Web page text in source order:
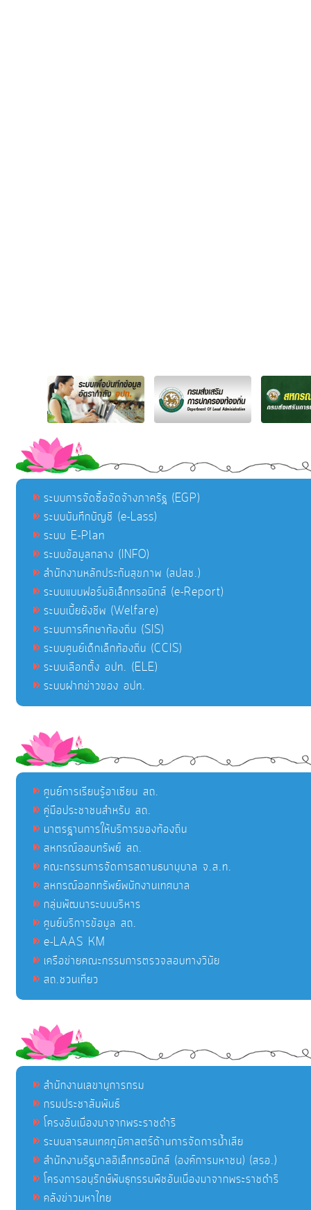
ระบบการจัดซื้อจัดจ้างภาครัฐ (EGP)
ระบบบันทึกบัญชี (e-Lass)
ระบบ E-Plan
ระบบข้อมูลกลาง (INFO)
สำนักงานหลักประกันสุขภาพ (สปสช.)
ระบบแบบฟอร์มอิเล็กทรอนิกส์ (e-Report)
ระบบเบี้ยยังชีพ (Welfare)
ระบบการศึกษาท้องถิ่น (SIS)
ระบบศูนย์เด็กเล็กท้องถิ่น (CCIS)
ระบบเลือกตั้ง อปท. (ELE)
ระบบฝากข่าวของ อปท.
ศูนย์การเรียนรู้อาเซียน สถ.
คู่มือประชาชนสำหรับ สถ.
มาตรฐานการให้บริการของท้องถิ่น
สหกรณ์ออมทรัพย์ สถ.
คณะกรรมการจัดการสถานธนานุบาล จ.ส.ท.
สหกรณ์ออกทรัพย์พนักงานเทศบาล
กลุ่มพัฒนาระบบบริหาร
ศูนย์บริการข้อมูล สถ.
e-LAAS KM
เครือข่ายคณะกรรมการตรวจสอบทางวินัย
สถ.ชวนเที่ยว
สำนักงานเลขานุการกรม
กรมประชาสัมพันธ์
โครงอันเนื่องมาจากพระราชดำริ
ระบบสารสนเทศภูมิศาสตร์ด้านการจัดการน้ำเสีย
สำนักงานรัฐบาลอิเล็กทรอนิกส์ (องค์การมหาชน) (สรอ.)
โครงการอนุรักษ์พันธุกรรมพืชอันเนื่องมาจากพระราชดำริ
คลังข่าวมหาไทย